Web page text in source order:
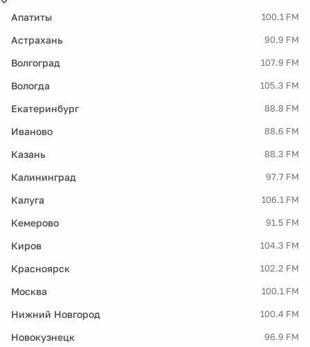
Апатиты 100.1 FM
Астрахань 90.9 FM
Волгоград 107.9 FM
Вологда 105.3 FM
Екатеринбург 88.8 FM
Иваново 88.6 FM
Казань 88.3 FM
Калининград 97.7 FM
Калуга 106.1 FM
Кемерово 91.5 FM
Киров 104.3 FM
Красноярск 102.2 FM
Москва 100.1 FM
Нижний Новгород 100.4 FM
Новокузнецк 96.9 FM